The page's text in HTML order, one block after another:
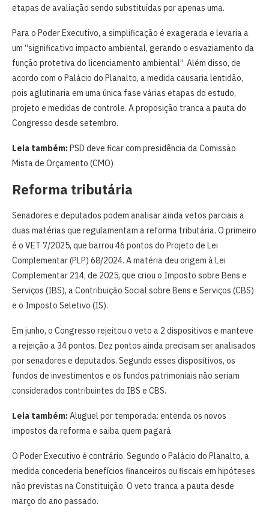
etapas de avaliação sendo substituídas por apenas uma.
Para o Poder Executivo, a simplificação é exagerada e levaria a
um “significativo impacto ambiental, gerando o esvaziamento da
função protetiva do licenciamento ambiental”. Além disso, de
acordo com o Palácio do Planalto, a medida causaria lentidão,
pois aglutinaria em uma única fase várias etapas do estudo,
projeto e medidas de controle. A proposição tranca a pauta do
Congresso desde setembro.
Leia também:PSD deve ficar com presidência da Comissão
Mista de Orçamento (CMO)
Reforma tributária
Senadores e deputados podem analisar ainda vetos parciais a
duas matérias que regulamentam a reforma tributária. O primeiro
é o VET 7/2025, que barrou 46 pontos do Projeto de Lei
Complementar (PLP) 68/2024. A matéria deu origem à Lei
Complementar 214, de 2025, que criou o Imposto sobre Bens e
Serviços (IBS), a Contribuição Social sobre Bens e Serviços (CBS)
e o Imposto Seletivo (IS).
Em junho, o Congresso rejeitou o veto a 2 dispositivos e manteve
a rejeição a 34 pontos. Dez pontos ainda precisam ser analisados
por senadores e deputados. Segundo esses dispositivos, os
fundos de investimentos e os fundos patrimoniais não seriam
considerados contribuintes do IBS e CBS.
Leia também:Aluguel por temporada: entenda os novos
impostos da reforma e saiba quem pagará
O Poder Executivo é contrário. Segundo o Palácio do Planalto, a
medida concederia benefícios financeiros ou fiscais em hipóteses
não previstas na Constituição. O veto tranca a pauta desde
março do ano passado.